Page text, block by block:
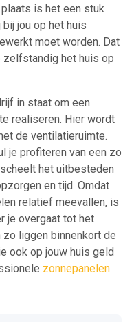
is het een stuk
jou op het huis
moet worden. Dat
zelfstandig het huis op
in staat om een
realiseren. Hier wordt
de ventilatieruimte.
je profiteren van een zo
het uitbesteden
en tijd. Omdat
relatief meevallen, is
je overgaat tot het
zo liggen binnenkort de
ook op jouw huis geld
zonnepanelen